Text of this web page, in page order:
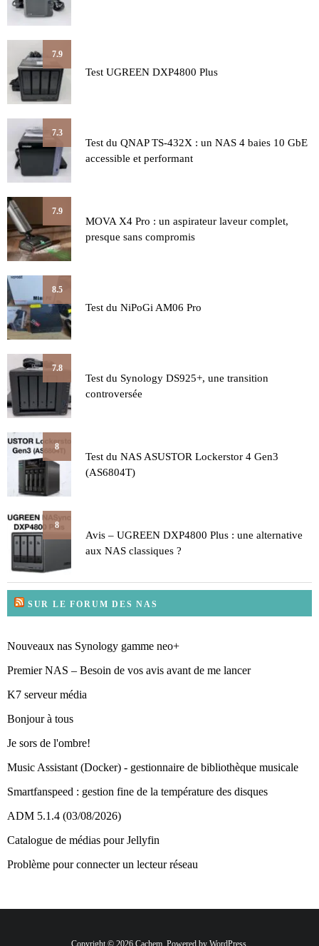
7.9
Test UGREEN DXP4800 Plus
7.3
Test du QNAP TS-432X : un NAS 4 baies 10 GbE
accessible et performant
7.9
MOVA X4 Pro : un aspirateur laveur complet,
presque sans compromis
8.5
Test du NiPoGi AM06 Pro
7.8
Test du Synology DS925+, une transition
controversée
8
Test du NAS ASUSTOR Lockerstor 4 Gen3
(AS6804T)
8
Avis – UGREEN DXP4800 Plus : une alternative
aux NAS classiques ?
SUR LE FORUM DES NAS
Nouveaux nas Synology gamme neo+
Premier NAS – Besoin de vos avis avant de me lancer
K7 serveur média
Bonjour à tous
Je sors de l'ombre!
Music Assistant (Docker) - gestionnaire de bibliothèque musicale
Smartfanspeed : gestion fine de la température des disques
ADM 5.1.4 (03/08/2026)
Catalogue de médias pour Jellyfin
Problème pour connecter un lecteur réseau
Copyright © 2026 Cachem. Powered by WordPress.